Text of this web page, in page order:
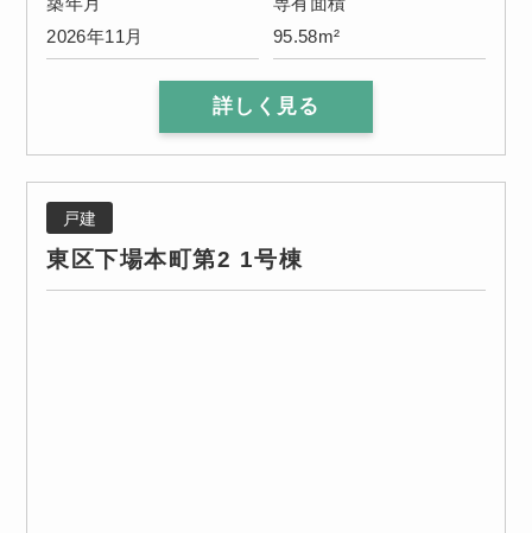
2026年11月
95.58m²
詳しく見る
戸建
東区下場本町第2 1号棟